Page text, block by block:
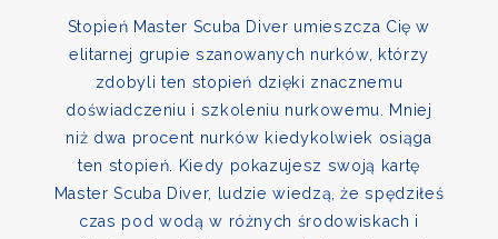
Stopień Master Scuba Diver umieszcza Cię w
elitarnej grupie szanowanych nurków, którzy
zdobyli ten stopień dzięki znacznemu
doświadczeniu i szkoleniu nurkowemu. Mniej
niż dwa procent nurków kiedykolwiek osiąga
ten stopień. Kiedy pokazujesz swoją kartę
Master Scuba Diver, ludzie wiedzą, że spędziłeś
czas pod wodą w różnych środowiskach i